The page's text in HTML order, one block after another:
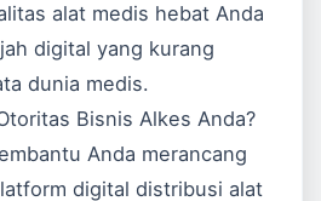
alat medis hebat Anda
digital yang kurang
dunia medis.
Bisnis Alkes Anda?
Anda merancang
digital distribusi alat